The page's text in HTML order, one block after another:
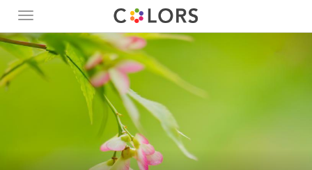
Toggle
navigation